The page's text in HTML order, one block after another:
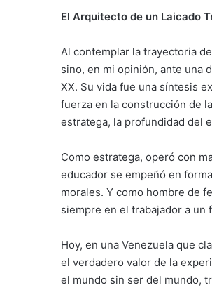
El Arquitecto de un Laicado
Al contemplar la trayectoria
sino, en mi opinión, ante una
XX. Su vida fue una síntesis
fuerza en la construcción de
estratega, la profundidad del
Como estratega, operó con
educador se empeñó en
morales. Y como hombre de
siempre en el trabajador a
Hoy, en una Venezuela que
el verdadero valor de la
el mundo sin ser del mundo,